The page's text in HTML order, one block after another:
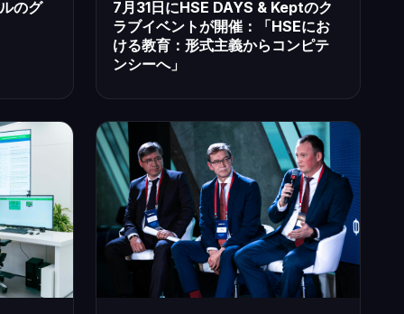
のグ
7月31日にHSE DAYS & Keptのク
ラブイベントが開催：「HSEにお
ける教育：形式主義からコンピテ
ンシーへ」